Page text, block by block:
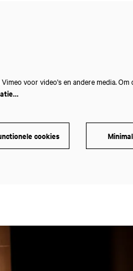
voor video's en andere media.
cookies